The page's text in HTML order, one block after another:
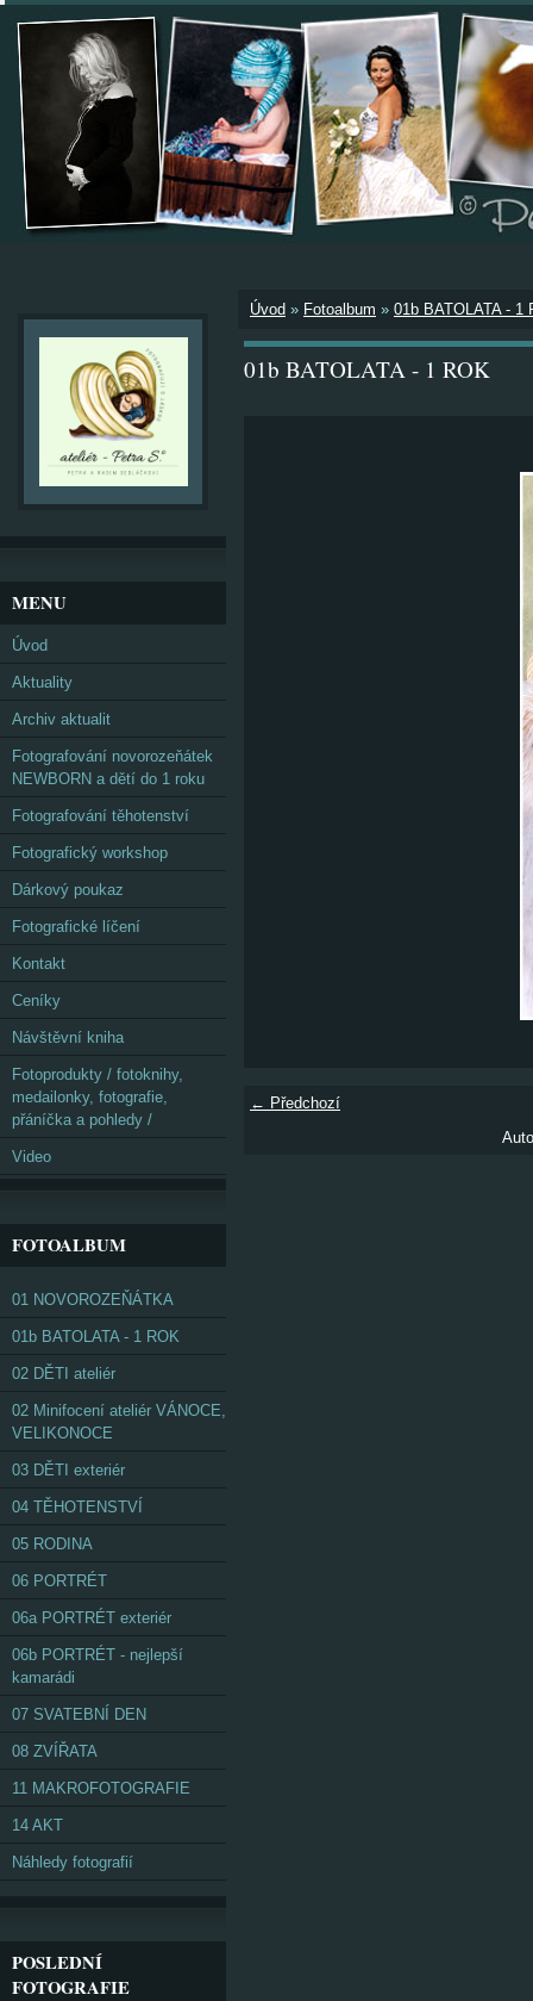
Úvod » Fotoalbum » 01b BATOLATA - 1
01b BATOLATA - 1 ROK
← Předchozí
MENU
Úvod
Aktuality
Archiv aktualit
Fotografování novorozeňátek
NEWBORN a dětí do 1 roku
Fotografování těhotenství
Fotografický workshop
Dárkový poukaz
Fotografické líčení
Kontakt
Ceníky
Návštěvní kniha
Fotoprodukty / fotoknihy,
medailonky, fotografie,
přáníčka a pohledy /
Video
FOTOALBUM
01 NOVOROZEŇÁTKA
01b BATOLATA - 1 ROK
02 DĚTI ateliér
02 Minifocení ateliér VÁNOCE,
VELIKONOCE
03 DĚTI exteriér
04 TĚHOTENSTVÍ
05 RODINA
06 PORTRÉT
06a PORTRÉT exteriér
06b PORTRÉT - nejlepší
kamarádi
07 SVATEBNÍ DEN
08 ZVÍŘATA
11 MAKROFOTOGRAFIE
14 AKT
Náhledy fotografií
POSLEDNÍ
FOTOGRAFIE